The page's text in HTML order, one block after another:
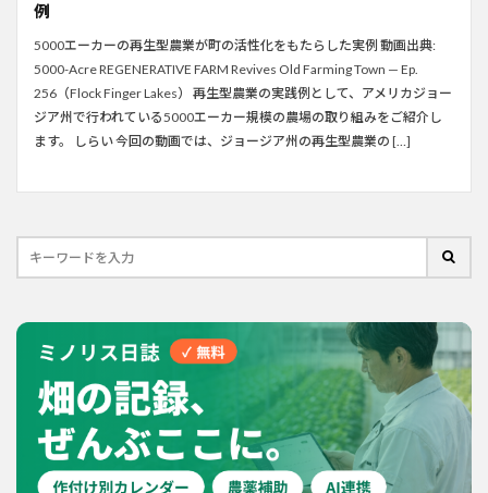
例
5000エーカーの再生型農業が町の活性化をもたらした実例 動画出典:
5000-Acre REGENERATIVE FARM Revives Old Farming Town — Ep.
256（Flock Finger Lakes） 再生型農業の実践例として、アメリカジョー
ジア州で行われている5000エーカー規模の農場の取り組みをご紹介し
ます。 しらい 今回の動画では、ジョージア州の再生型農業の […]